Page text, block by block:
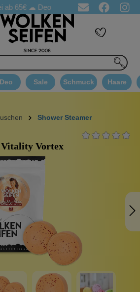
☁ Deo Proben in jeder Bestellung
Deo Sale Schmuck Haare
Shower Steamer
Vitality Vortex